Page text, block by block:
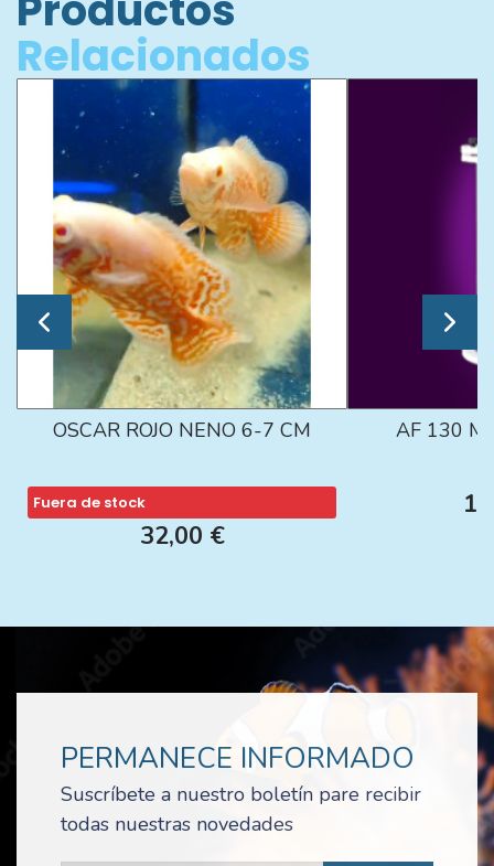
Relacionados
OSCAR ROJO NENO 6-7 CM
Fuera de stock
32,00 €
AF 130
PERMANECE INFORMADO
Suscríbete a nuestro boletín pare recibir
todas nuestras novedades